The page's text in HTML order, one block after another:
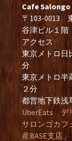
Cafe Salongo
〒103-0013
谷津ビル１階
アクセス
東京メトロ日
分
東京メトロ半
２分
都営地下鉄浅
UberEats デ
サロンゴカフ
産BASE支店